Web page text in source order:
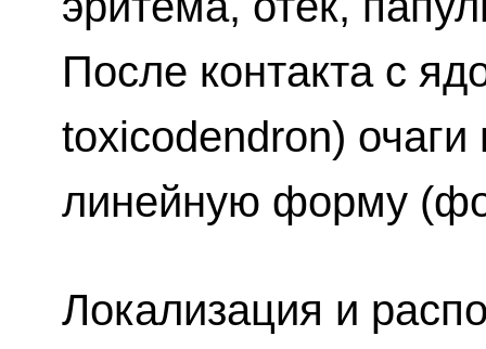
После контакта с
toxicodendron)
линейную форму
Локализация и